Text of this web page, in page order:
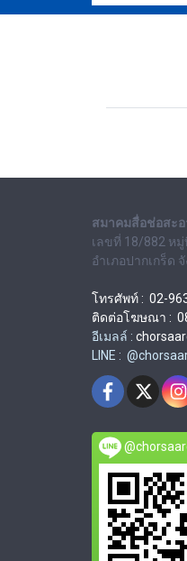
สมาคมสื่อช่อสะ
เลขที่ 18/882 ห
อำเภอปากเกร็ด
โทรศัพท์ : 02-
ติดต่อโฆษณา :
อีเมลล์ :
LINE :